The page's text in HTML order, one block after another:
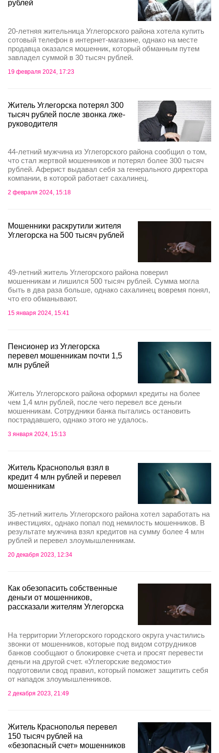
рублей
20-летняя жительница Углегорского района хотела купить
сотовый телефон в интернет-магазине, однако на месте
продавца оказался мошенник, который обманным путем
завладел суммой в 30 тысяч рублей.
19 февраля 2024, 17:23
Житель Углегорска потерял 300
тысяч рублей после звонка лже-
руководителя
44-летний мужчина из Углегорского района сообщил о том,
что стал жертвой мошенников и потерял более 300 тысяч
рублей. Аферист выдавал себя за генерального директора
компании, в которой работает сахалинец.
2 февраля 2024, 15:18
Мошенники раскрутили жителя
Углегорска на 500 тысяч рублей
49-летний житель Углегорского района поверил
мошенникам и лишился 500 тысяч рублей. Сумма могла
быть в два раза больше, однако сахалинец вовремя понял,
что его обманывают.
15 января 2024, 15:41
Пенсионер из Углегорска
перевел мошенникам почти 1,5
млн рублей
Житель Углегорского района оформил кредиты на более
чем 1,4 млн рублей, после чего перевел все деньги
мошенникам. Сотрудники банка пытались остановить
пострадавшего, однако этого не удалось.
3 января 2024, 15:13
Житель Краснополья взял в
кредит 4 млн рублей и перевел
мошенникам
35-летний житель Углегорского района хотел заработать на
инвестициях, однако попал под немилость мошенников. В
результате мужчина взял кредитов на сумму более 4 млн
рублей и перевел злоумышленникам.
20 декабря 2023, 12:34
Как обезопасить собственные
деньги от мошенников,
рассказали жителям Углегорска
На территории Углегорского городского округа участились
звонки от мошенников, которые под видом сотрудников
банков сообщают о блокировке счета и просят перевести
деньги на другой счет. «Углегорские ведомости»
подготовили свод правил, который поможет защитить себя
от нападок злоумышленников.
2 декабря 2023, 21:49
Житель Краснополья перевел
150 тысяч рублей на
«безопасный счет» мошенников